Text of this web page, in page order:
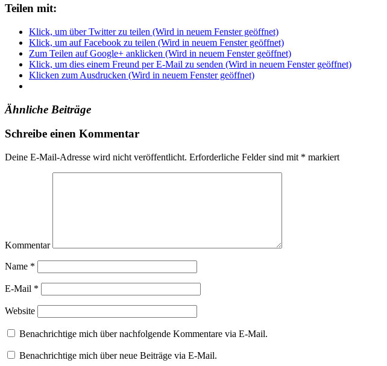
Teilen mit:
Klick, um über Twitter zu teilen (Wird in neuem Fenster geöffnet)
Klick, um auf Facebook zu teilen (Wird in neuem Fenster geöffnet)
Zum Teilen auf Google+ anklicken (Wird in neuem Fenster geöffnet)
Klick, um dies einem Freund per E-Mail zu senden (Wird in neuem Fenster geöffnet)
Klicken zum Ausdrucken (Wird in neuem Fenster geöffnet)
Ähnliche Beiträge
Verschlagwortet
featured
Schreibe einen Kommentar
Deine E-Mail-Adresse wird nicht veröffentlicht. Erforderliche Felder sind mit * markiert
Kommentar
Name *
E-Mail *
Website
Benachrichtige mich über nachfolgende Kommentare via E-Mail.
Benachrichtige mich über neue Beiträge via E-Mail.